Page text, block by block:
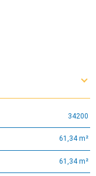
34200
61,34 m²
61,34 m²